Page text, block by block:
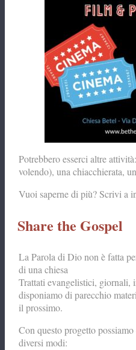
Potrebbero esserci altre
volendo), una chiacchierata,
Vuoi saperne di più? Scrivi a
Share the Gospel
La Parola di Dio non è fatta
di una chiesa
Trattati evangelistici,
disponiamo di parecchio
il prossimo.
Con questo progetto
diversi modi: